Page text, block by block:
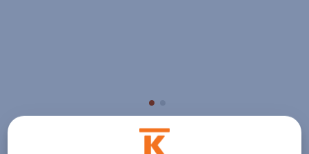
Zoomaa kuvaa sormilla kosketusnäytöllä